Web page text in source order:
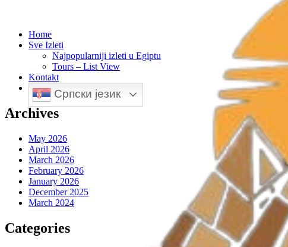
Home
Sve Izleti
Najpopularniji izleti u Egiptu
Tours – List View
Kontakt
Српски језик
Archives
May 2026
April 2026
March 2026
February 2026
January 2026
December 2025
March 2024
Categories